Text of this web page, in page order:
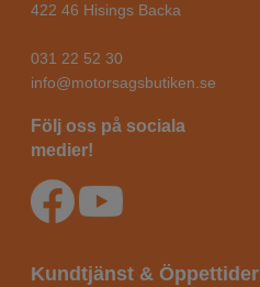
422 46 Hisings Backa
031 22 52 30
info@motorsagsbutiken.se
Följ oss på sociala
medier!
Kundtjänst & Öppettider